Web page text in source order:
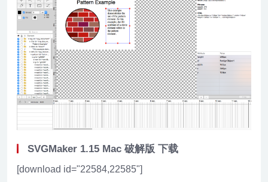
SVGMaker 1.15 Mac 破解版 下载
[download id="22584,22585"]